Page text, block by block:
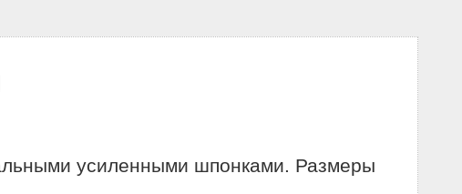
усиленными шпонками. Размеры